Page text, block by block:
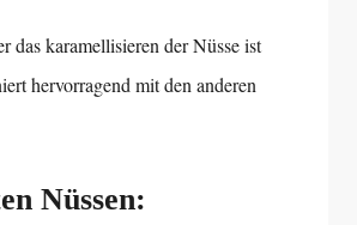
das karamellisieren der Nüsse ist
hervorragend mit den anderen
Nüssen: